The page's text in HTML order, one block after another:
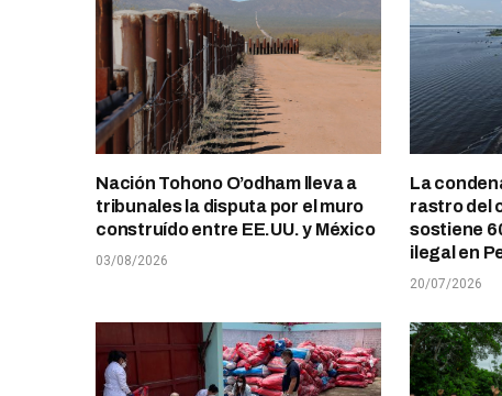
Nación Tohono O’odham lleva a
tribunales la disputa por el muro
construído entre EE.UU. y México
03/08/2026
La
rastro del
sostiene
ilegal en
20/07/2026